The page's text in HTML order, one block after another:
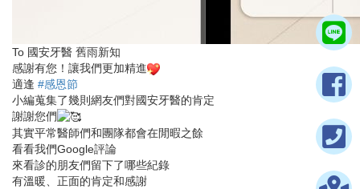
To 國安牙醫 舊雨新知
感謝有您！讓我們更加精進
適逢 #感恩節
小編蒐集了幾則網友們對國安牙醫的肯定
謝謝您們
其實平常醫師們和團隊都會在閒暇之餘
看看我們Google評論
來看診的朋友們留下了哪些紀錄
有溫暖、正面的肯定和感謝